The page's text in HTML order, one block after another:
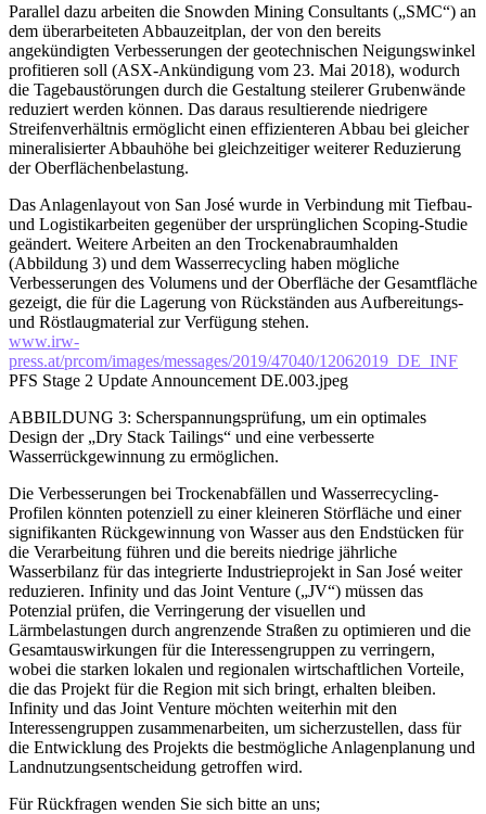
Parallel dazu arbeiten die Snowden Mining Consultants („SMC“) an
dem überarbeiteten Abbauzeitplan, der von den bereits
angekündigten Verbesserungen der geotechnischen Neigungswinkel
profitieren soll (ASX-Ankündigung vom 23. Mai 2018), wodurch
die Tagebaustörungen durch die Gestaltung steilerer Grubenwände
reduziert werden können. Das daraus resultierende niedrigere
Streifenverhältnis ermöglicht einen effizienteren Abbau bei gleicher
mineralisierter Abbauhöhe bei gleichzeitiger weiterer Reduzierung
der Oberflächenbelastung.
Das Anlagenlayout von San José wurde in Verbindung mit Tiefbau-
und Logistikarbeiten gegenüber der ursprünglichen Scoping-Studie
geändert. Weitere Arbeiten an den Trockenabraumhalden
(Abbildung 3) und dem Wasserrecycling haben mögliche
Verbesserungen des Volumens und der Oberfläche der Gesamtfläche
gezeigt, die für die Lagerung von Rückständen aus Aufbereitungs-
und Röstlaugmaterial zur Verfügung stehen.
www.irw-
press.at/prcom/images/messages/2019/47040/12062019_DE_INF
PFS Stage 2 Update Announcement DE.003.jpeg
ABBILDUNG 3: Scherspannungsprüfung, um ein optimales
Design der „Dry Stack Tailings“ und eine verbesserte
Wasserrückgewinnung zu ermöglichen.
Die Verbesserungen bei Trockenabfällen und Wasserrecycling-
Profilen könnten potenziell zu einer kleineren Störfläche und einer
signifikanten Rückgewinnung von Wasser aus den Endstücken für
die Verarbeitung führen und die bereits niedrige jährliche
Wasserbilanz für das integrierte Industrieprojekt in San José weiter
reduzieren. Infinity und das Joint Venture („JV“) müssen das
Potenzial prüfen, die Verringerung der visuellen und
Lärmbelastungen durch angrenzende Straßen zu optimieren und die
Gesamtauswirkungen für die Interessengruppen zu verringern,
wobei die starken lokalen und regionalen wirtschaftlichen Vorteile,
die das Projekt für die Region mit sich bringt, erhalten bleiben.
Infinity und das Joint Venture möchten weiterhin mit den
Interessengruppen zusammenarbeiten, um sicherzustellen, dass für
die Entwicklung des Projekts die bestmögliche Anlagenplanung und
Landnutzungsentscheidung getroffen wird.
Für Rückfragen wenden Sie sich bitte an uns;